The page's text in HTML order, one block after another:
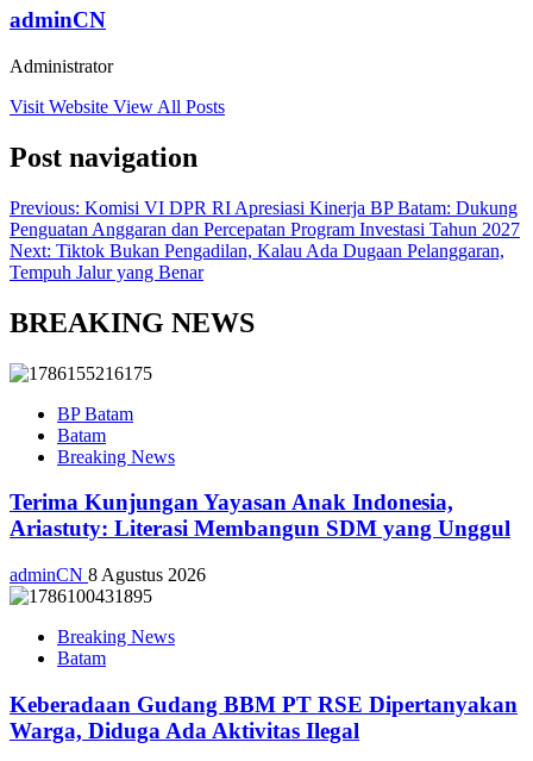
adminCN
Administrator
Visit Website View All Posts
Post navigation
Previous: Komisi VI DPR RI Apresiasi Kinerja BP Batam: Dukung
Penguatan Anggaran dan Percepatan Program Investasi Tahun 2027
Next: Tiktok Bukan Pengadilan, Kalau Ada Dugaan Pelanggaran,
Tempuh Jalur yang Benar
BREAKING NEWS
BP Batam
Batam
Breaking News
Terima Kunjungan Yayasan Anak Indonesia,
Ariastuty: Literasi Membangun SDM yang Unggul
adminCN 8 Agustus 2026
Breaking News
Batam
Keberadaan Gudang BBM PT RSE Dipertanyakan
Warga, Diduga Ada Aktivitas Ilegal